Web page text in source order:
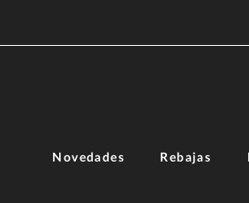
Novedades Rebajas